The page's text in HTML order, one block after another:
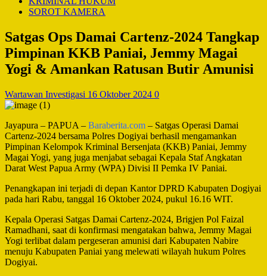
SOROT KAMERA
Satgas Ops Damai Cartenz-2024 Tangkap
Pimpinan KKB Paniai, Jemmy Magai
Yogi & Amankan Ratusan Butir Amunisi
Wartawan Investigasi 16 Oktober 2024 0
Jayapura – PAPUA – Baraberita.com – Satgas Operasi Damai
Cartenz-2024 bersama Polres Dogiyai berhasil mengamankan
Pimpinan Kelompok Kriminal Bersenjata (KKB) Paniai, Jemmy
Magai Yogi, yang juga menjabat sebagai Kepala Staf Angkatan
Darat West Papua Army (WPA) Divisi II Pemka IV Paniai.
Penangkapan ini terjadi di depan Kantor DPRD Kabupaten Dogiyai
pada hari Rabu, tanggal 16 Oktober 2024, pukul 16.16 WIT.
Kepala Operasi Satgas Damai Cartenz-2024, Brigjen Pol Faizal
Ramadhani, saat di konfirmasi mengatakan bahwa, Jemmy Magai
Yogi terlibat dalam pergeseran amunisi dari Kabupaten Nabire
menuju Kabupaten Paniai yang melewati wilayah hukum Polres
Dogiyai.